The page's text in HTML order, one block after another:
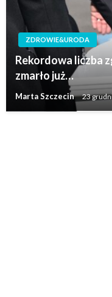
ZDROWIE&URODA
Rekordowa liczba
zmarło już…
Marta Szczecin 23